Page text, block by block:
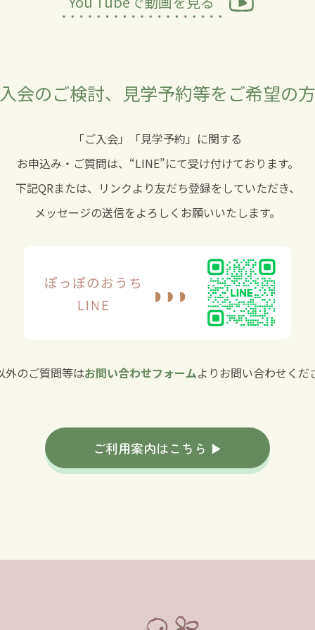
会のご検討、 見学予約等をご希望の
「ご入会」「見学予約」に関する
お申込み・ご質問は、 “LINE”にて受け付けております。
下記QRまたは、リンクより友だち登録をしていただき、
メッセージの送信をよろしくお願いいたします。
外のご質問等はお問い合わせフォームよりお問い合わせくだ
ご利用案内はこちら ▶